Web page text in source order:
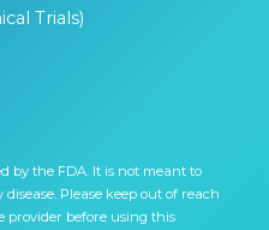
Trials)
by the FDA. It is not meant to
Please keep out of reach
provider before using this